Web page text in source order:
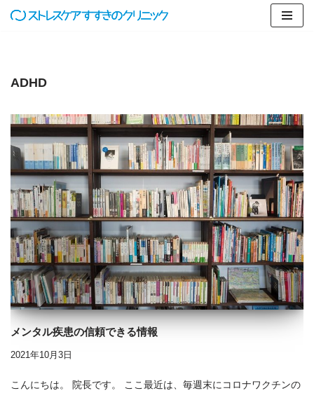
ン
へ
ス
キ
ッ
プ
ADHD
メンタル疾患の信頼できる情報
2021年10月3日
こんにちは。 院長です。 ここ最近は、毎週末にコロナワクチンの